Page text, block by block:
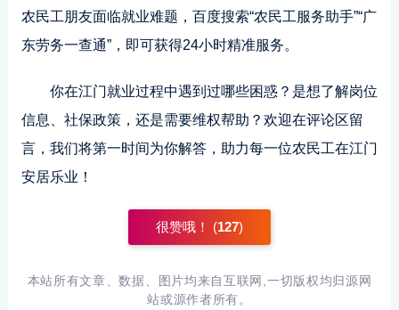
农民工朋友面临就业难题，百度搜索“农民工服务助手”“广
东劳务一查通”，即可获得24小时精准服务。
你在江门就业过程中遇到过哪些困惑？是想了解岗位
信息、社保政策，还是需要维权帮助？欢迎在评论区留
言，我们将第一时间为你解答，助力每一位农民工在江门
安居乐业！
很赞哦！ (127)
本站所有文章、数据、图片均来自互联网,一切版权均归源网
站或源作者所有。